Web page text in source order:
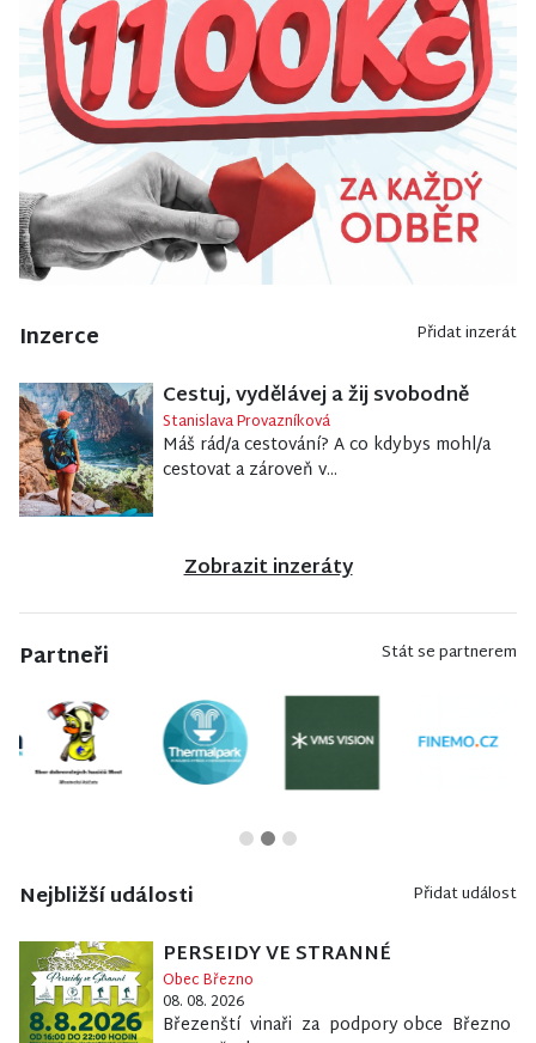
Inzerce Přidat inzerát
Cestuj, vydělávej a žij svobodně
Stanislava Provazníková
Máš rád/a cestování? A co kdybys mohl/a
cestovat a zároveň v...
Zobrazit inzeráty
Partneři Stát se partnerem
Nejbližší události Přidat událost
PERSEIDY VE STRANNÉ
Obec Březno
08. 08. 2026
Březenští vinaři za podpory obce Březno